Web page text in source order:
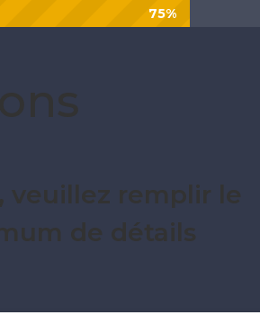
75%
veuillez remplir le
de détails